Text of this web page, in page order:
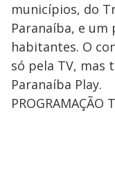
municípios, do
Paranaíba, e um
habitantes. O
só pela TV, mas
Paranaíba Play.
PROGRAMAÇÃO